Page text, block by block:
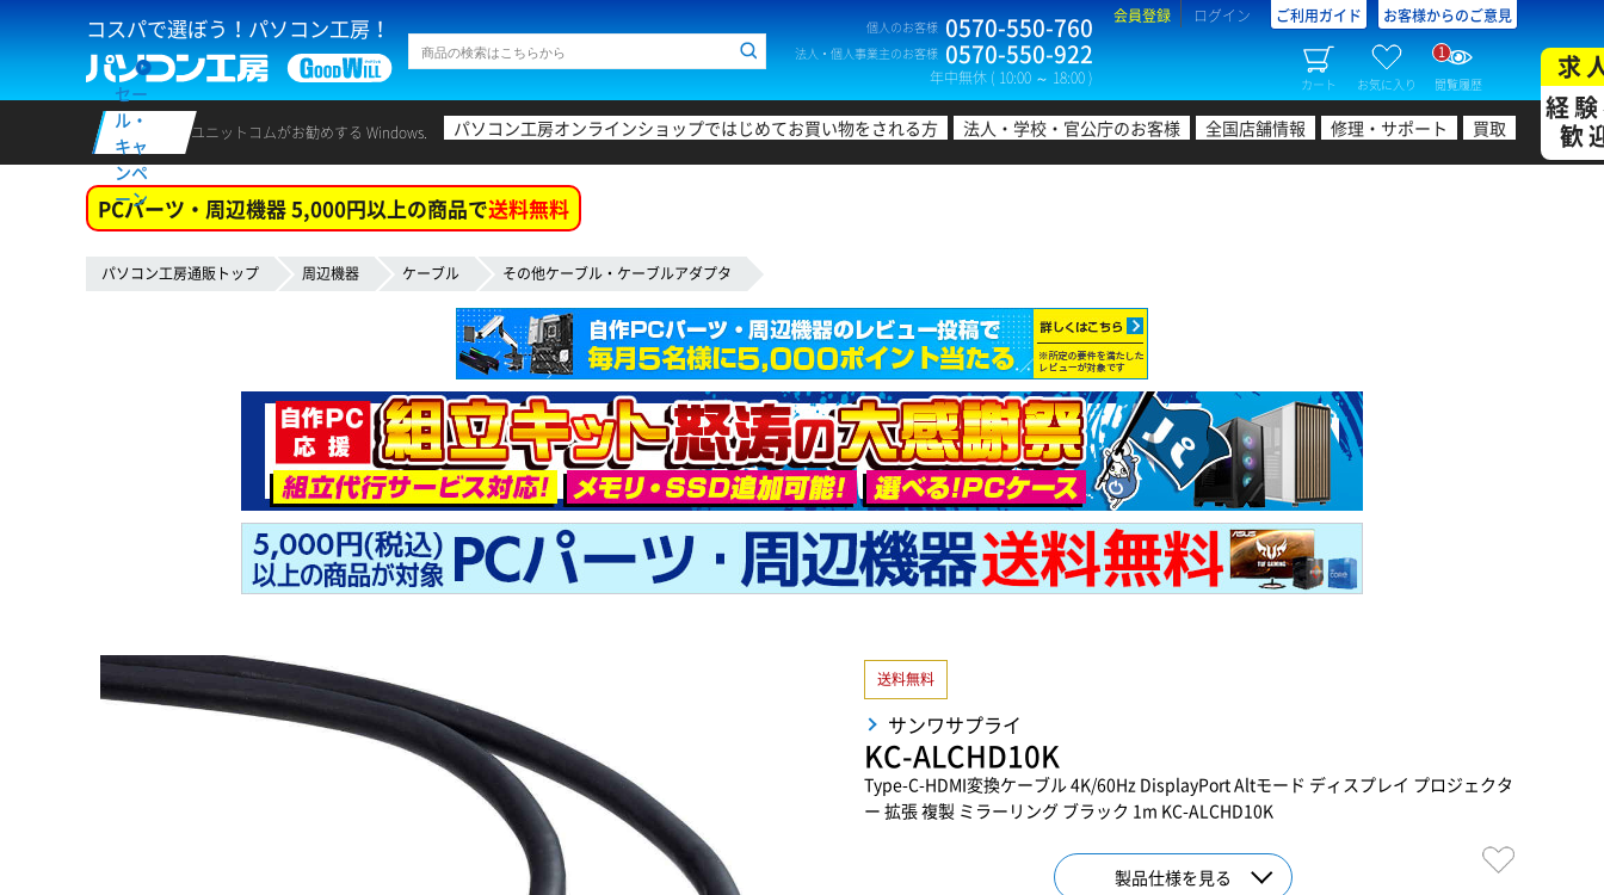
コスパで選ぼう！パソコン工房！ 個人のお客様 0570-550-760
法人・個人事業主のお客様 0570-550-922
年中無休 ( 10:00 ～ 18:00 )
会員登録 ログイン ご利用ガイド お客様からのご意見
カート お気に入り 閲覧履歴
1
セー
ル・
キャ
ンペ
ーン
ユニットコムがお勧めする Windows. パソコン工房オンラインショップではじめてお買い物をされる方 法人・学校・官公庁のお客様 全国店舗情報 修理・サポート 買取
求
経
歓
PCパーツ・周辺機器 5,000円以上の商品で送料無料
パソコン工房通販トップ 周辺機器 ケーブル その他ケーブル・ケーブルアダプタ
送料無料
サンワサプライ
KC-ALCHD10K
Type-C-HDMI変換ケーブル 4K/60Hz DisplayPort Altモード ディスプレイ プロジェクタ
ー 拡張 複製 ミラーリング ブラック 1m KC-ALCHD10K
製品仕様を見る